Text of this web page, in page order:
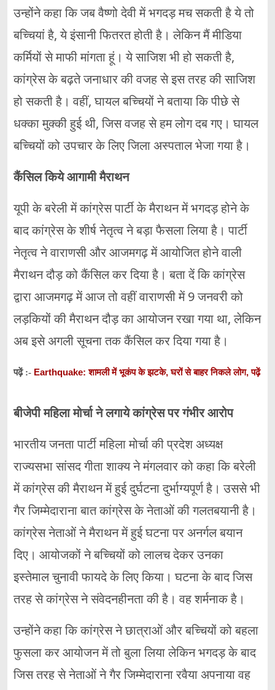
उन्होंने कहा कि जब वैष्णो देवी में भगदड़ मच सकती है ये तो
बच्चियां है, ये इंसानी फितरत होती है। लेकिन मैं मीडिया
कर्मियों से माफी मांगता हूं। ये साजिश भी हो सकती है,
कांग्रेस के बढ़ते जनाधार की वजह से इस तरह की साजिश
हो सकती है। वहीं, घायल बच्चियों ने बताया कि पीछे से
धक्का मुक्की हुई थी, जिस वजह से हम लोग दब गए। घायल
बच्चियों को उपचार के लिए जिला अस्पताल भेजा गया है।
कैंसिल किये आगामी मैराथन
यूपी के बरेली में कांग्रेस पार्टी के मैराथन में भगदड़ होने के
बाद कांग्रेस के शीर्ष नेतृत्व ने बड़ा फैसला लिया है। पार्टी
नेतृत्व ने वाराणसी और आजमगढ़ में आयोजित होने वाली
मैराथन दौड़ को कैंसिल कर दिया है। बता दें कि कांग्रेस
द्वारा आजमगढ़ में आज तो वहीं वाराणसी में 9 जनवरी को
लड़कियों की मैराथन दौड़ का आयोजन रखा गया था, लेकिन
अब इसे अगली सूचना तक कैंसिल कर दिया गया है।
पढ़ें :- Earthquake: शामली में भूकंप के झटके, घरों से बाहर निकले लोग, पढ़ें
बीजेपी महिला मोर्चा ने लगाये कांग्रेस पर गंभीर आरोप
भारतीय जनता पार्टी महिला मोर्चा की प्रदेश अध्यक्ष
राज्यसभा सांसद गीता शाक्य ने मंगलवार को कहा कि बरेली
में कांग्रेस की मैराथन में हुई दुर्घटना दुर्भाग्यपूर्ण है। उससे भी
गैर जिम्मेदाराना बात कांग्रेस के नेताओं की गलतबयानी है।
कांग्रेस नेताओं ने मैराथन में हुई घटना पर अनर्गल बयान
दिए। आयोजकों ने बच्चियों को लालच देकर उनका
इस्तेमाल चुनावी फायदे के लिए किया। घटना के बाद जिस
तरह से कांग्रेस ने संवेदनहीनता की है। वह शर्मनाक है।
उन्होंने कहा कि कांग्रेस ने छात्राओं और बच्चियों को बहला
फुसला कर आयोजन में तो बुला लिया लेकिन भगदड़ के बाद
जिस तरह से नेताओं ने गैर जिम्मेदाराना रवैया अपनाया वह